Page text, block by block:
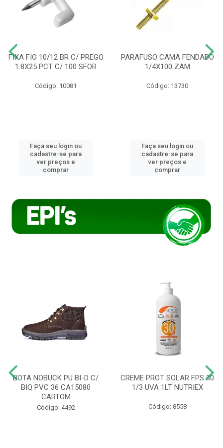
FIXA FIO 10/12 BR C/ PREGO
1.8X25 PCT C/ 100 SFOR
Código: 10081
Faça seu login ou
cadastre-se para
ver preços e
comprar
PARAFUSO CAMA FENDADO
1/4X100 ZAM
Código: 13730
Faça seu login ou
cadastre-se para
ver preços e
comprar
BOTA NOBUCK PU BI-D C/
BIQ PVC 36 CA15080
CARTOM
Código: 4492
CREME PROT SOLAR FPS 30
1/3 UVA 1LT NUTRIEX
Código: 8558